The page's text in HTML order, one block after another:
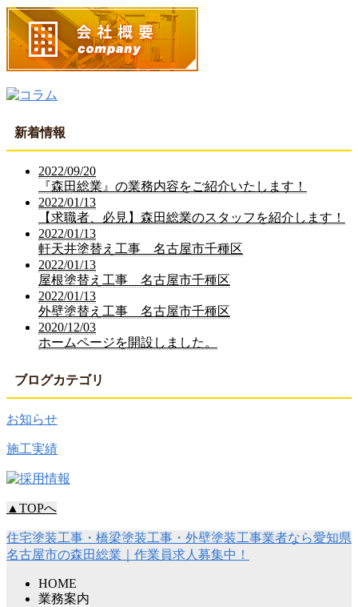
新着情報
2022/09/20
『森田総業』の業務内容をご紹介いたします！
2022/01/13
【求職者、必見】森田総業のスタッフを紹介します！
2022/01/13
軒天井塗替え工事 名古屋市千種区
2022/01/13
屋根塗替え工事 名古屋市千種区
2022/01/13
外壁塗替え工事 名古屋市千種区
2020/12/03
ホームページを開設しました。
ブログカテゴリ
お知らせ
施工実績
▲TOPへ
住宅塗装工事・橋梁塗装工事・外壁塗装工事業者なら愛知県
名古屋市の森田総業｜作業員求人募集中！
HOME
業務案内